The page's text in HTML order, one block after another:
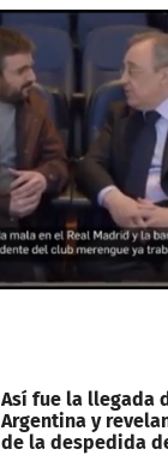
Así fue la llegada
Argentina y
de la despedida